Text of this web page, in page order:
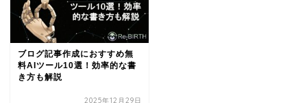
ブログ記事作成におすすめ無
料AIツール10選！効率的な書
き方も解説
2025年12月29日